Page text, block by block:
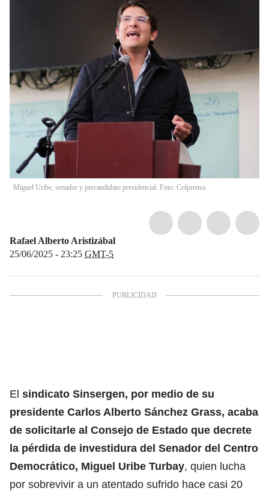
Miguel Uribe, senador y precandidato presidencial. Foto: Colprensa
Rafael Alberto Aristizábal
25/06/2025 - 23:25 GMT-5
El sindicato Sinsergen, por medio de su
presidente Carlos Alberto Sánchez Grass, acaba
de solicitarle al Consejo de Estado que decrete
la pérdida de investidura del Senador del Centro
Democrático, Miguel Uribe Turbay, quien lucha
por sobrevivir a un atentado sufrido hace casi 20